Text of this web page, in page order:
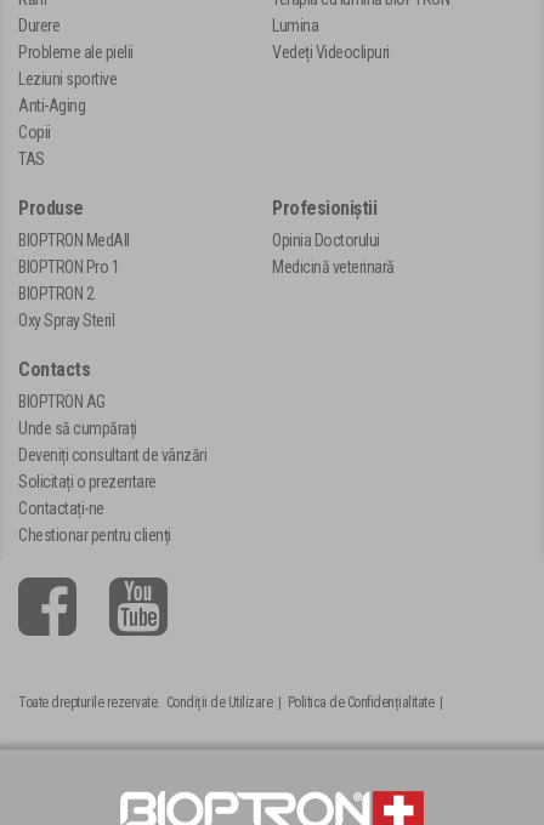
Durere
Probleme ale pielii
Leziuni sportive
Anti-Aging
Copii
TAS
Lumina
Vedeți Videoclipuri
Produse
BIOPTRON MedAll
BIOPTRON Pro 1
BIOPTRON 2
Oxy Spray Steril
Profesioniștii
Opinia Doctorului
Medicină veterinară
Contacts
BIOPTRON AG
Unde să cumpărați
Deveniți consultant de vânzări
Solicitați o prezentare
Contactați-ne
Chestionar pentru clienți
Toate drepturile rezervate. Condiții de Utilizare| Politica de Confidențialitate|